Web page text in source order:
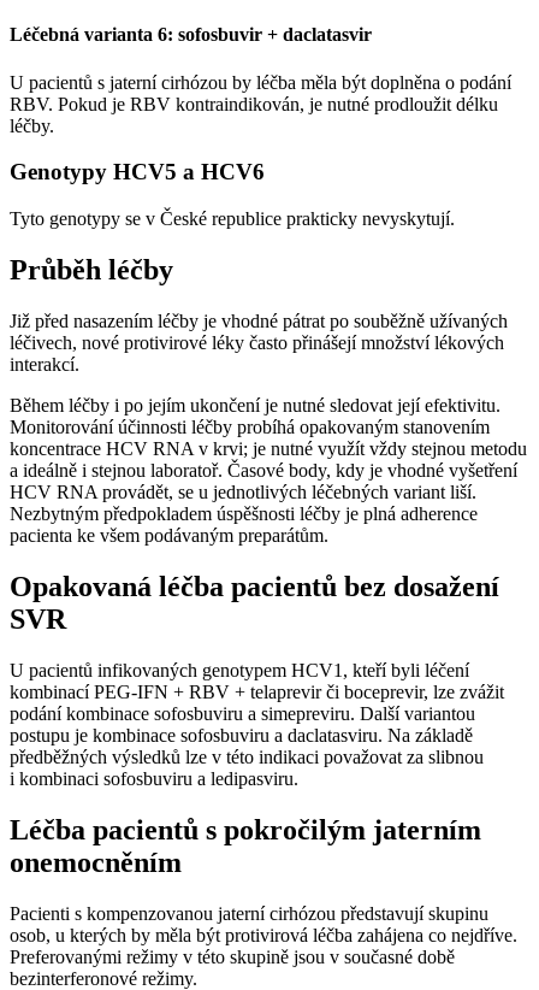
Léčebná varianta 6: sofosbuvir + daclatasvir
U pacientů s jaterní cirhózou by léčba měla být doplněna o podání
RBV. Pokud je RBV kontraindikován, je nutné prodloužit délku
léčby.
Genotypy HCV5 a HCV6
Tyto genotypy se v České republice prakticky nevyskytují.
Průběh léčby
Již před nasazením léčby je vhodné pátrat po souběžně užívaných
léčivech, nové protivirové léky často přinášejí množství lékových
interakcí.
Během léčby i po jejím ukončení je nutné sledovat její efektivitu.
Monitorování účinnosti léčby probíhá opakovaným stanovením
koncentrace HCV RNA v krvi; je nutné využít vždy stejnou metodu
a ideálně i stejnou laboratoř. Časové body, kdy je vhodné vyšetření
HCV RNA provádět, se u jednotlivých léčebných variant liší.
Nezbytným předpokladem úspěšnosti léčby je plná adherence
pacienta ke všem podávaným preparátům.
Opakovaná léčba pacientů bez dosažení
SVR
U pacientů infikovaných genotypem HCV1, kteří byli léčení
kombinací PEG-IFN + RBV + telaprevir či boceprevir, lze zvážit
podání kombinace sofosbuviru a simepreviru. Další variantou
postupu je kombinace sofosbuviru a daclatasviru. Na základě
předběžných výsledků lze v této indikaci považovat za slibnou
i kombinaci sofosbuviru a ledipasviru.
Léčba pacientů s pokročilým jaterním
onemocněním
Pacienti s kompenzovanou jaterní cirhózou představují skupinu
osob, u kterých by měla být protivirová léčba zahájena co nejdříve.
Preferovanými režimy v této skupině jsou v současné době
bezinterferonové režimy.